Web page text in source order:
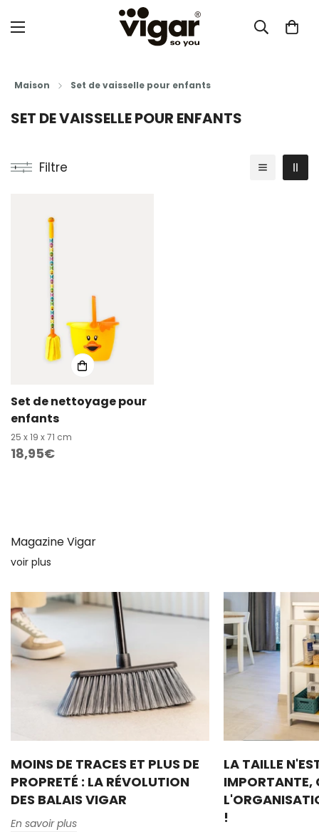
Maison Set de vaisselle pour enfants
SET DE VAISSELLE POUR ENFANTS
Filtre
Set de nettoyage pour
enfants
25 x 19 x 71 cm
Prix
18,95€
Magazine Vigar
voir plus
MOINS DE TRACES ET PLUS DE
PROPRETÉ : LA RÉVOLUTION
DES BALAIS VIGAR
En savoir plus
LA TAILLE
IMPORTANTE,
!